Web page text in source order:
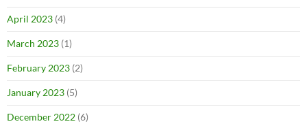
April 2023 (4)
March 2023 (1)
February 2023 (2)
January 2023 (5)
December 2022 (6)